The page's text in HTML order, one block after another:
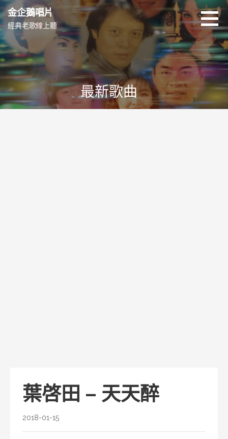
跳
至
主
要
內
容
金企鵝唱片
經典老歌線上聽
最新歌曲
葉啓田 – 天天醉
2018-01-15